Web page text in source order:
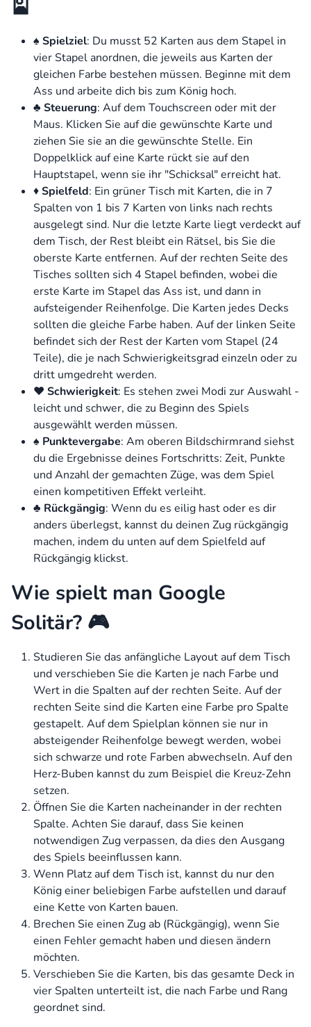
🎴
♠️ Spielziel: Du musst 52 Karten aus dem Stapel in
vier Stapel anordnen, die jeweils aus Karten der
gleichen Farbe bestehen müssen. Beginne mit dem
Ass und arbeite dich bis zum König hoch.
♣️ Steuerung: Auf dem Touchscreen oder mit der
Maus. Klicken Sie auf die gewünschte Karte und
ziehen Sie sie an die gewünschte Stelle. Ein
Doppelklick auf eine Karte rückt sie auf den
Hauptstapel, wenn sie ihr "Schicksal" erreicht hat.
♦️Spielfeld: Ein grüner Tisch mit Karten, die in 7
Spalten von 1 bis 7 Karten von links nach rechts
ausgelegt sind. Nur die letzte Karte liegt verdeckt auf
dem Tisch, der Rest bleibt ein Rätsel, bis Sie die
oberste Karte entfernen. Auf der rechten Seite des
Tisches sollten sich 4 Stapel befinden, wobei die
erste Karte im Stapel das Ass ist, und dann in
aufsteigender Reihenfolge. Die Karten jedes Decks
sollten die gleiche Farbe haben. Auf der linken Seite
befindet sich der Rest der Karten vom Stapel (24
Teile), die je nach Schwierigkeitsgrad einzeln oder zu
dritt umgedreht werden.
♥️ Schwierigkeit: Es stehen zwei Modi zur Auswahl -
leicht und schwer, die zu Beginn des Spiels
ausgewählt werden müssen.
♠️ Punktevergabe: Am oberen Bildschirmrand siehst
du die Ergebnisse deines Fortschritts: Zeit, Punkte
und Anzahl der gemachten Züge, was dem Spiel
einen kompetitiven Effekt verleiht.
♣️ Rückgängig: Wenn du es eilig hast oder es dir
anders überlegst, kannst du deinen Zug rückgängig
machen, indem du unten auf dem Spielfeld auf
Rückgängig klickst.
Wie spielt man Google
Solitär? 🎮
Studieren Sie das anfängliche Layout auf dem Tisch
und verschieben Sie die Karten je nach Farbe und
Wert in die Spalten auf der rechten Seite. Auf der
rechten Seite sind die Karten eine Farbe pro Spalte
gestapelt. Auf dem Spielplan können sie nur in
absteigender Reihenfolge bewegt werden, wobei
sich schwarze und rote Farben abwechseln. Auf den
Herz-Buben kannst du zum Beispiel die Kreuz-Zehn
setzen.
Öffnen Sie die Karten nacheinander in der rechten
Spalte. Achten Sie darauf, dass Sie keinen
notwendigen Zug verpassen, da dies den Ausgang
des Spiels beeinflussen kann.
Wenn Platz auf dem Tisch ist, kannst du nur den
König einer beliebigen Farbe aufstellen und darauf
eine Kette von Karten bauen.
Brechen Sie einen Zug ab (Rückgängig), wenn Sie
einen Fehler gemacht haben und diesen ändern
möchten.
Verschieben Sie die Karten, bis das gesamte Deck in
vier Spalten unterteilt ist, die nach Farbe und Rang
geordnet sind.